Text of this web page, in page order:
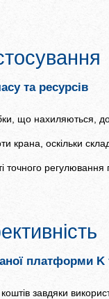
та ресурсів
що нахиляються,
крана, оскільки
точного
платформи K
завдяки